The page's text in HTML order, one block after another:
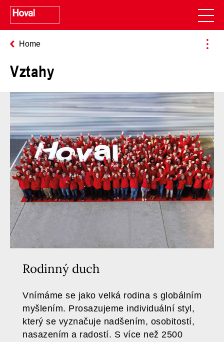
Home
Vztahy
Rodinný duch
Vnímáme se jako velká rodina s globálním
myšlením. Prosazujeme individuální styl,
který se vyznačuje nadšením, osobitostí,
nasazením a radostí. S více než 2500